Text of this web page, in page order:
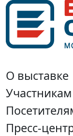
О выставке
Участникам
Пресс-